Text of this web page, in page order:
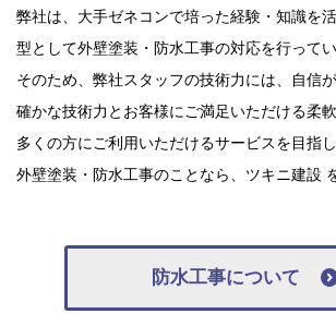
弊社は、大手ゼネコンで培った経験・知識を
型として外壁塗装・防水工事の対応を行ってい
そのため、弊社スタッフの技術力には、自信が
確かな技術力とお客様にご満足いただける柔
多くの方にご利用いただけるサービスを目指し
外壁塗装・防水工事のことなら、ツキニ建設
防水工事について